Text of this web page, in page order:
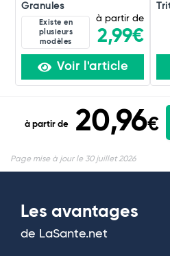
Granules
Existe en
plusieurs
modèles
à partir de
2,99€
Voir l'article
à partir de 20,96€
Page mise à jour le 30 juillet 2026
Les avantages
de LaSante.net